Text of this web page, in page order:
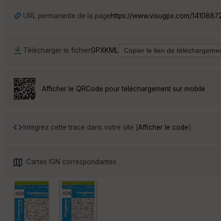
URL permanente de la pagehttps://www.visugpx.com/
Télécharger le fichierGPXKML
Afficher le QRCode pour téléchargement sur mobile
Intégrez cette trace dans votre site [Afficher le code]
Cartes IGN correspondantes